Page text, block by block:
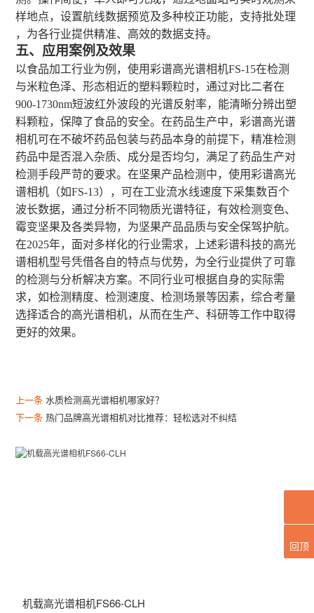
样地点，设置航线数据预览及多种校正功能，支持批处理
，为各行业提供精准、高效的数据支持。
五、 应用案例及效果
以食品加工行业为例，使用彩谱高光谱相机FS-15在检测
与米粒色泽、形态相近的塑料颗粒时，通过对比二者在
900-1730nm短波红外波段的光谱反射率，能清晰分辨出塑
料颗粒，保障了食品的安全。在药品生产中，彩谱高光谱
相机可在不破坏药品包装与药品本身的前提下，精准检测
药品中是否混入杂质、成分是否均匀，满足了药品生产对
检测手段严苛的要求。在坚果产品检测中，使用彩谱高光
谱相机（如FS-13），可在工业流水线速度下采集数百个
波长数据，通过分析不同物质光谱特征，有效检测变色、
霉变坚果及各类异物，为坚果产品品质与安全保驾护航。
在2025年，面对多样化的行业需求，上述彩谱科技的高光
谱相机型号凭借各自的特点与优势，为全行业提供了可靠
的检测与分析解决方案。不同行业可根据自身的实际需
求，如检测精度、检测速度、检测场景等因素，综合考量
选择适合的高光谱相机，从而在生产、科研等工作中取得
更好的效果。
上一条 水质检测高光谱相机哪家好？
下一条 热门品牌高光谱相机对比推荐：轻松选对不纠结
机载高光谱相机FS66-CLH
回顶